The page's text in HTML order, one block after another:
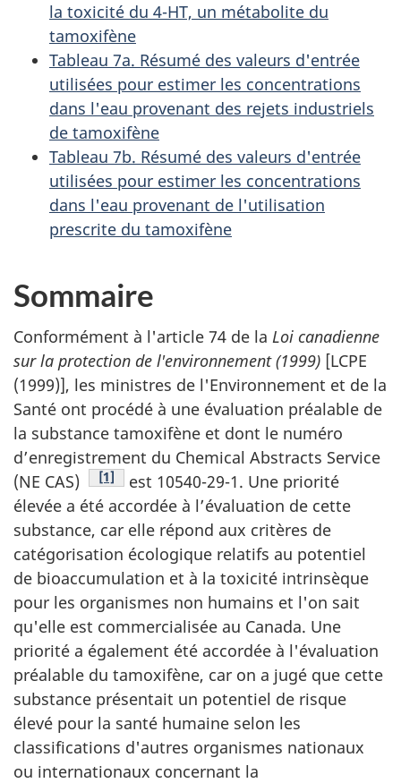
la toxicité du 4-HT, un métabolite du
tamoxifène
Tableau 7a. Résumé des valeurs d'entrée
utilisées pour estimer les concentrations
dans l'eau provenant des rejets industriels
de tamoxifène
Tableau 7b. Résumé des valeurs d'entrée
utilisées pour estimer les concentrations
dans l'eau provenant de l'utilisation
prescrite du tamoxifène
Sommaire
Conformément à l'article 74 de la Loi canadienne
sur la protection de l'environnement (1999) [LCPE
(1999)], les ministres de l'Environnement et de la
Santé ont procédé à une évaluation préalable de
la substance tamoxifène et dont le numéro
d’enregistrement du Chemical Abstracts Service
(NE CAS)
Note de bas de page
[1]
est 10540-29-1. Une priorité
élevée a été accordée à l’évaluation de cette
substance, car elle répond aux critères de
catégorisation écologique relatifs au potentiel
de bioaccumulation et à la toxicité intrinsèque
pour les organismes non humains et l'on sait
qu'elle est commercialisée au Canada. Une
priorité a également été accordée à l'évaluation
préalable du tamoxifène, car on a jugé que cette
substance présentait un potentiel de risque
élevé pour la santé humaine selon les
classifications d'autres organismes nationaux
ou internationaux concernant la